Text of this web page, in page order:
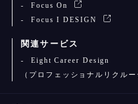
Focus On
Focus I DESIGN
関連サービス
Eight Career Design
（プロフェッショナルリクル